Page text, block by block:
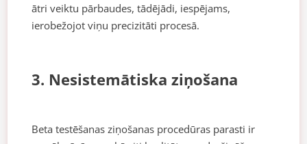
ātri veiktu pārbaudes, tādējādi, iespējams,
ierobežojot viņu precizitāti procesā.
3. Nesistemātiska ziņošana
Beta testēšanas ziņošanas procedūras parasti ir